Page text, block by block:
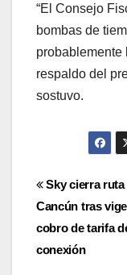
“El Consejo
bombas de
probablemente
respaldo del
sostuvo.
de
entradas
Sky cierra ruta
Cancún tras
cobro de tarifa
conexión